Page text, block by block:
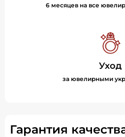
6 месяцев на все
Уход
за ювелирными
Гарантия